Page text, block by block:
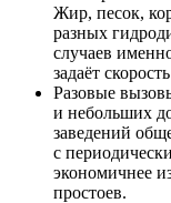
Жир, песок,
разных
случаев
задаёт
Разовые
и небольших
заведений
с
экономичнее
простоев.